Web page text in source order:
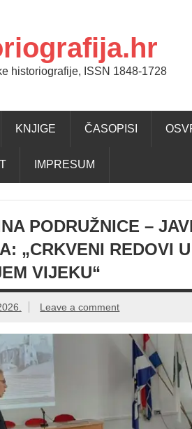
historiografije, ISSN 1848-1728
KNJIGE ČASOPISI
IMPRESUM
PODRUŽNICE –
„CRKVENI REDOVI
VIJEKU“
Leave a comment